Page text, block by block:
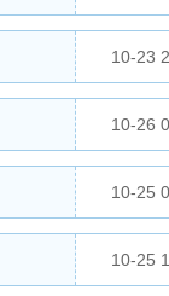
10-23
10-26
10-25
10-25